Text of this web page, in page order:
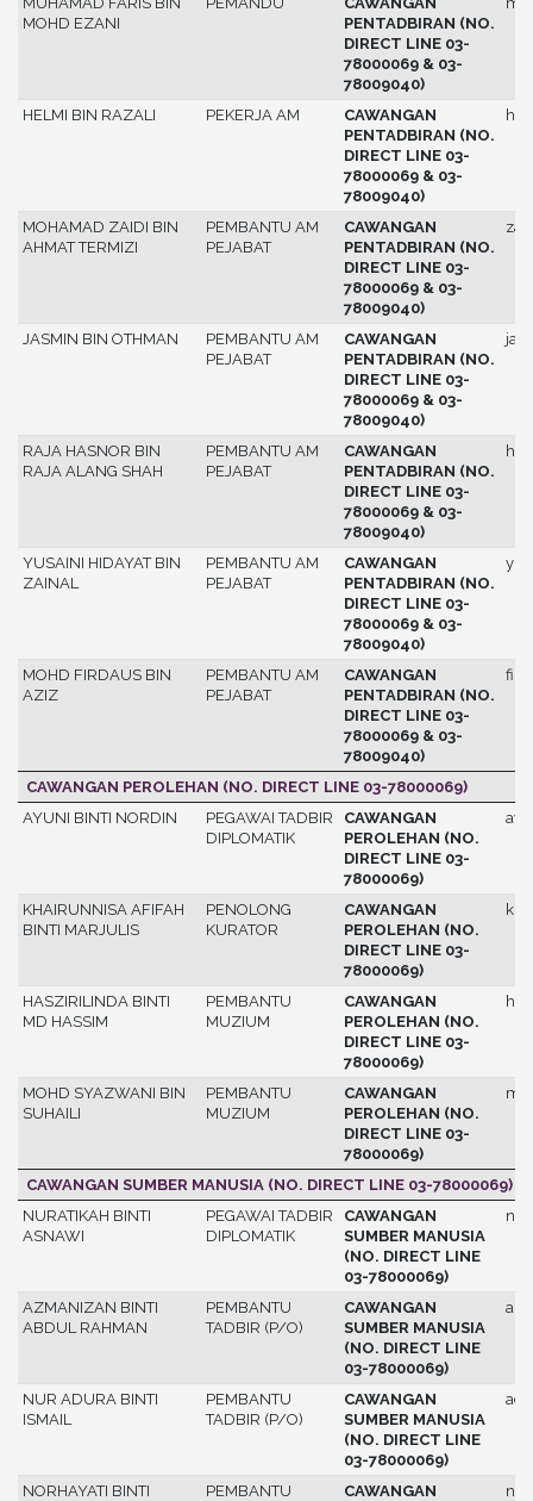
MOHD EZANI
PENTADBIRAN (NO.
DIRECT LINE 03-
78000069 & 03-
78009040)
HELMI BIN RAZALI PEKERJA AM
CAWANGAN
PENTADBIRAN (NO.
DIRECT LINE 03-
78000069 & 03-
78009040)
MOHAMAD ZAIDI BIN
AHMAT TERMIZI
PEMBANTU AM
PEJABAT
CAWANGAN
PENTADBIRAN (NO.
DIRECT LINE 03-
78000069 & 03-
78009040)
JASMIN BIN OTHMAN
PEMBANTU AM
PEJABAT
CAWANGAN
PENTADBIRAN (NO.
DIRECT LINE 03-
78000069 & 03-
78009040)
RAJA HASNOR BIN
RAJA ALANG SHAH
PEMBANTU AM
PEJABAT
CAWANGAN
PENTADBIRAN (NO.
DIRECT LINE 03-
78000069 & 03-
78009040)
YUSAINI HIDAYAT BIN
ZAINAL
PEMBANTU AM
PEJABAT
CAWANGAN
PENTADBIRAN (NO.
DIRECT LINE 03-
78000069 & 03-
78009040)
MOHD FIRDAUS BIN
AZIZ
PEMBANTU AM
PEJABAT
CAWANGAN
PENTADBIRAN (NO.
DIRECT LINE 03-
78000069 & 03-
78009040)
CAWANGAN PEROLEHAN (NO. DIRECT LINE 03-78000069)
AYUNI BINTI NORDIN
PEGAWAI TADBIR
DIPLOMATIK
CAWANGAN
PEROLEHAN (NO.
DIRECT LINE 03-
78000069)
KHAIRUNNISA AFIFAH
BINTI MARJULIS
PENOLONG
KURATOR
CAWANGAN
PEROLEHAN (NO.
DIRECT LINE 03-
78000069)
HASZIRILINDA BINTI
MD HASSIM
PEMBANTU
MUZIUM
CAWANGAN
PEROLEHAN (NO.
DIRECT LINE 03-
78000069)
MOHD SYAZWANI BIN
SUHAILI
PEMBANTU
MUZIUM
CAWANGAN
PEROLEHAN (NO.
DIRECT LINE 03-
78000069)
CAWANGAN SUMBER MANUSIA (NO. DIRECT LINE 03-78000069)
NURATIKAH BINTI
ASNAWI
PEGAWAI TADBIR
DIPLOMATIK
CAWANGAN
SUMBER MANUSIA
(NO. DIRECT LINE
03-78000069)
AZMANIZAN BINTI
ABDUL RAHMAN
PEMBANTU
TADBIR (P/O)
CAWANGAN
SUMBER MANUSIA
(NO. DIRECT LINE
03-78000069)
NUR ADURA BINTI
ISMAIL
PEMBANTU
TADBIR (P/O)
CAWANGAN
SUMBER MANUSIA
(NO. DIRECT LINE
03-78000069)
NORHAYATI BINTI
PEMBANTU
CAWANGAN